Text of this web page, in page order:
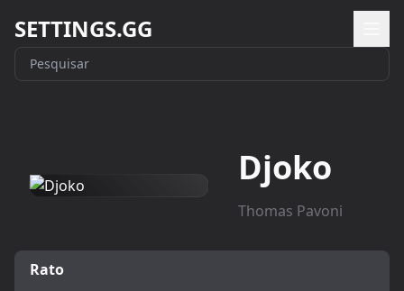
SETTINGS.GG
Djoko
Thomas Pavoni
Rato